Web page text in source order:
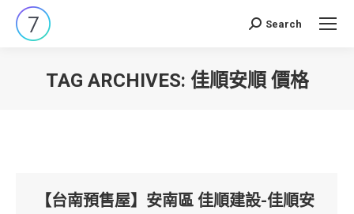
Search:
Search
TAG ARCHIVES: 佳順安順 價格
【台南預售屋】安南區 佳順建設-佳順安